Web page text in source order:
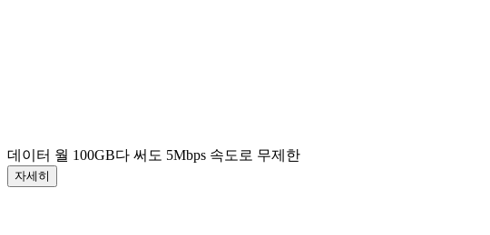
데이터 월 100GB다 써도 5Mbps 속도로 무제한
자세히